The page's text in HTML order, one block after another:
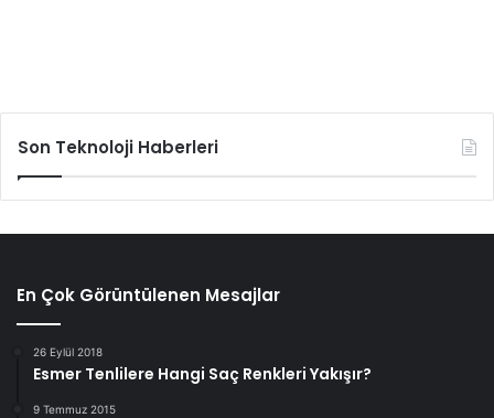
Son Teknoloji Haberleri
En Çok Görüntülenen Mesajlar
26 Eylül 2018
Esmer Tenlilere Hangi Saç Renkleri Yakışır?
9 Temmuz 2015